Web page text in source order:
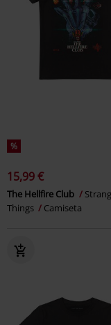
%
15,99 €
The Hellfire Club
Things
Camiseta